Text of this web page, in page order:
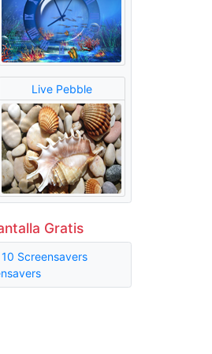
Live Pebble
Gratis
Screensavers